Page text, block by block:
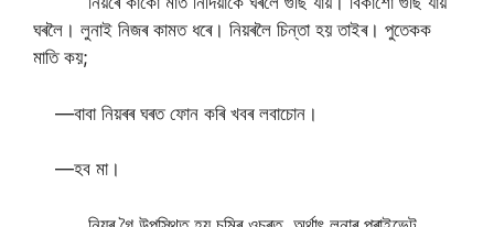
ঘৰলৈ। লুনাই নিজৰ কামত ধৰে। নিয়ৰলৈ চিন্তা হয় তাইৰ। পুতেকক
মাতি কয়;
—বাবা নিয়ৰৰ ঘৰত ফোন কৰি খবৰ লবাচোন।
—হব মা।